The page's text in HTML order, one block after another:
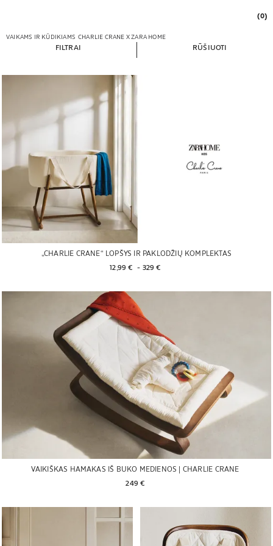
(0)
VAIKAMS IR KŪDIKIAMS CHARLIE CRANE X ZARA HOME
FILTRAI RŪŠIUOTI
„CHARLIE CRANE“ LOPŠYS IR PAKLODŽIŲ KOMPLEKTAS
12,99 € - 329 €
VAIKIŠKAS HAMAKAS IŠ BUKO MEDIENOS | CHARLIE CRANE
249 €
Paveikslėlis pakeistas į 1 iš 5 Paveikslėlis pakeistas į 1 iš 5